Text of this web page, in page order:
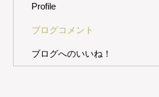
Profile
ブログコメント
ブログへのいいね！